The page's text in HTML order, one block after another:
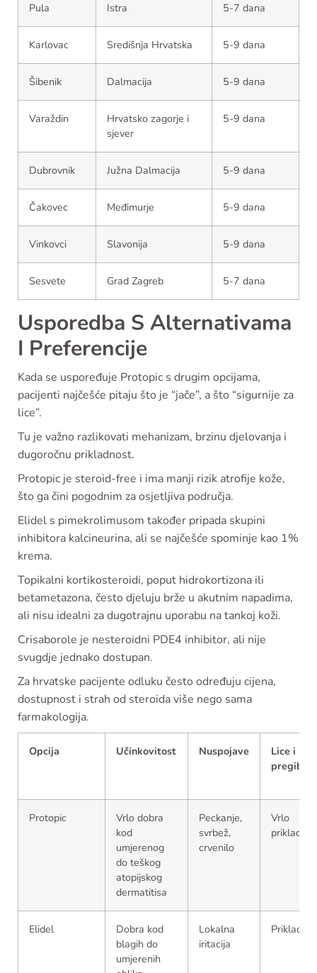
Pula Istra 5-7 dana
Karlovac Središnja Hrvatska 5-9 dana
Šibenik Dalmacija 5-9 dana
Varaždin
Hrvatsko zagorje i
sjever
5-9 dana
Dubrovnik Južna Dalmacija 5-9 dana
Čakovec Međimurje 5-9 dana
Vinkovci Slavonija 5-9 dana
Sesvete Grad Zagreb 5-7 dana
Usporedba S Alternativama
I Preferencije
Kada se uspoređuje Protopic s drugim opcijama,
pacijenti najčešće pitaju što je “jače”, a što “sigurnije za
lice”.
Tu je važno razlikovati mehanizam, brzinu djelovanja i
dugoročnu prikladnost.
Protopic je steroid-free i ima manji rizik atrofije kože,
što ga čini pogodnim za osjetljiva područja.
Elidel s pimekrolimusom također pripada skupini
inhibitora kalcineurina, ali se najčešće spominje kao 1%
krema.
Topikalni kortikosteroidi, poput hidrokortizona ili
betametazona, često djeluju brže u akutnim napadima,
ali nisu idealni za dugotrajnu uporabu na tankoj koži.
Crisaborole je nesteroidni PDE4 inhibitor, ali nije
svugdje jednako dostupan.
Za hrvatske pacijente odluku često određuju cijena,
dostupnost i strah od steroida više nego sama
farmakologija.
Opcija Učinkovitost Nuspojave
Lice i
pregibi
Protopic
Vrlo dobra
kod
umjerenog
do teškog
atopijskog
dermatitisa
Peckanje,
svrbež,
crvenilo
Vrlo
prikladan
Elidel
Dobra kod
blagih do
umjerenih
Lokalna
iritacija
Prikladan